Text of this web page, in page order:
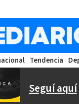
Tendencia
Seguí aquí